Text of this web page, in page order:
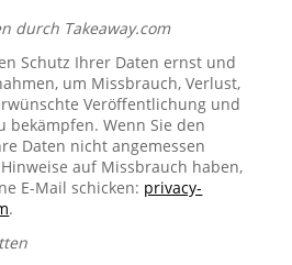
durch Takeaway.com
Schutz Ihrer Daten ernst und
um Missbrauch, Verlust,
Veröffentlichung und
bekämpfen. Wenn Sie den
Daten nicht angemessen
auf Missbrauch haben,
E-Mail schicken: privacy-
.